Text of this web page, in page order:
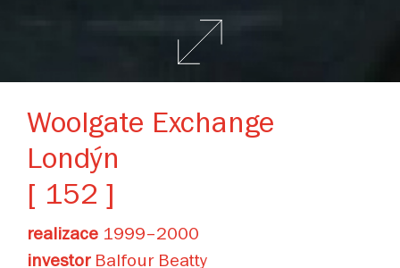
Woolgate Exchange
Londýn
[ 152 ]
realizace 1999–2000
investorBalfour Beatty